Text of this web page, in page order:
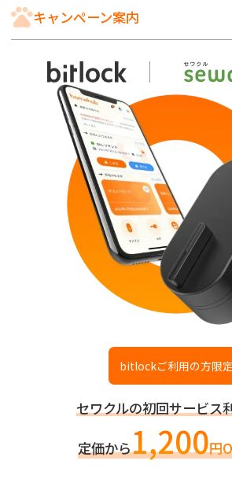
キャンペーン案内
bitlockご利用の方限定
セワクルの初回サービス
定価から1,200円